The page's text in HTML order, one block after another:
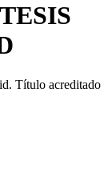
Título acreditado